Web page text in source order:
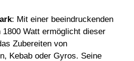
: Mit einer beeindruckenden
1800 Watt ermöglicht dieser
Zubereiten von
Kebab oder Gyros. Seine